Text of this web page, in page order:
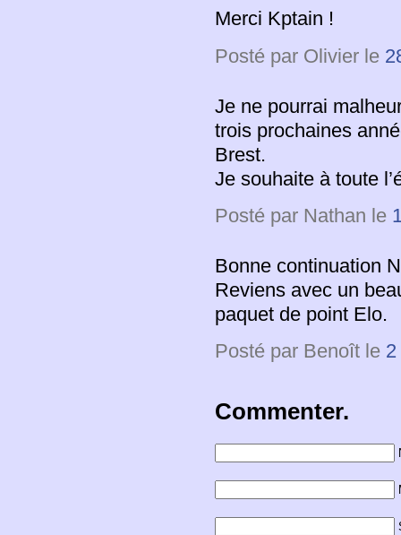
Merci Kptain !
Posté par Olivier le
Je ne pourrai
trois prochaines
Brest.
Je souhaite à toute
Posté par Nathan le
Bonne continuation
Reviens avec un
paquet de point Elo.
Posté par Benoît le
Commenter.